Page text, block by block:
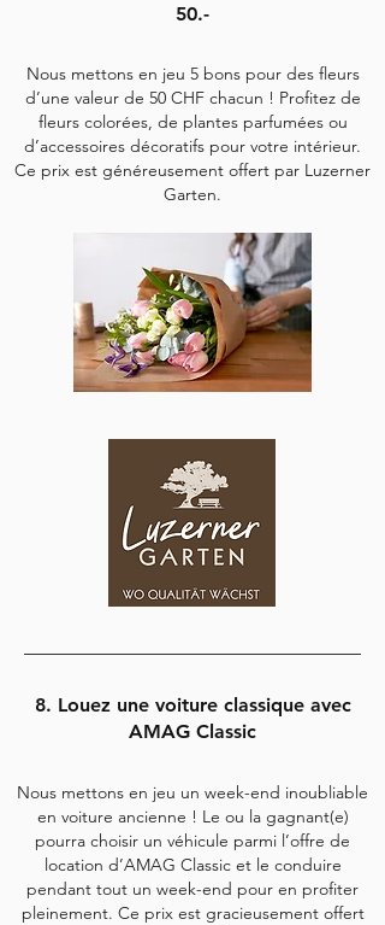
50.-
Nous mettons en jeu 5 bons pour des fleurs
d’une valeur de 50 CHF chacun ! Profitez de
fleurs colorées, de plantes parfumées ou
d’accessoires décoratifs pour votre intérieur.
Ce prix est généreusement offert par Luzerner
Garten.
8. Louez une voiture classique avec
AMAG Classic
Nous mettons en jeu un week-end inoubliable
en voiture ancienne ! Le ou la gagnant(e)
pourra choisir un véhicule parmi l’offre de
location d’AMAG Classic et le conduire
pendant tout un week-end pour en profiter
pleinement. Ce prix est gracieusement offert